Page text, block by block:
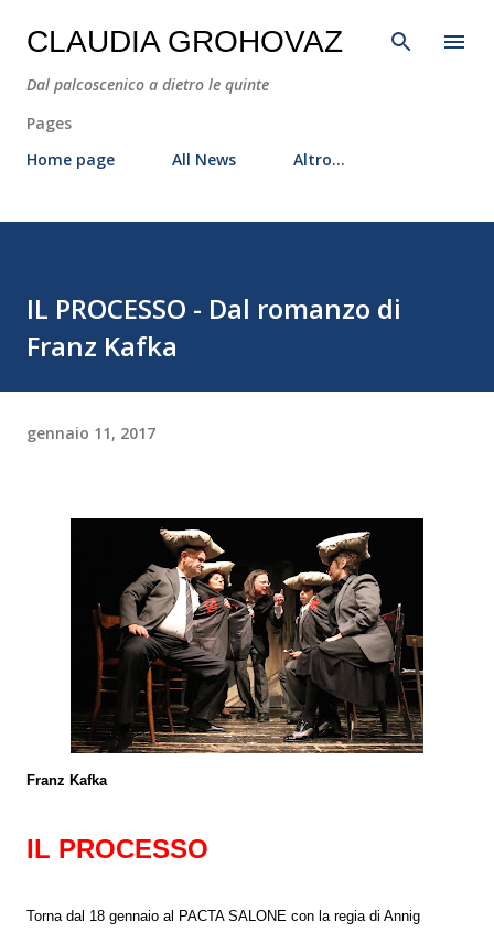
Passa ai contenuti principali
CLAUDIA GROHOVAZ
Dal palcoscenico a dietro le quinte
Pages
Home page
All News Altro…
IL PROCESSO - Dal romanzo di
Franz Kafka
gennaio 11, 2017
Franz Kafka
IL PROCESSO
Torna dal 18 gennaio al PACTA SALONE con la regia di Annig